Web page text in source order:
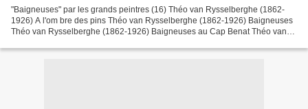
"Baigneuses" par les grands peintres (16) Théo van Rysselberghe (1862-
1926) A l'om bre des pins Théo van Rysselberghe (1862-1926) Baigneuses
Théo van Rysselberghe (1862-1926) Baigneuses au Cap Benat Théo van